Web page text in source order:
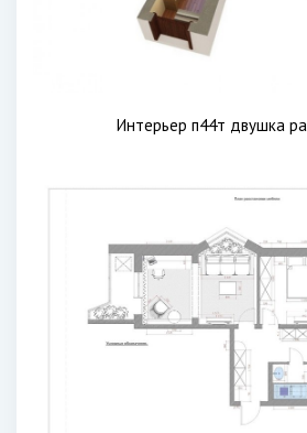
Интерьер п44т двушка